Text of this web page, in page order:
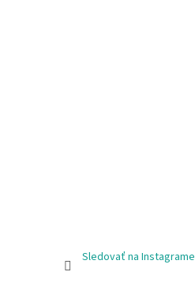
Sledovať na Instagrame